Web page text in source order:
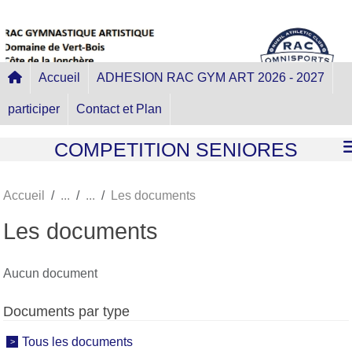
Accueil ADHESION RAC GYM ART 2026 - 2027
participer Contact et Plan
COMPETITION SENIORES
Accueil Les documents
Les documents
Aucun document
Documents par type
Tous les documents